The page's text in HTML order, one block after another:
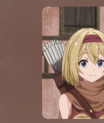
위시캣 매직카드
에피소드 14
위시캣 매직카드
에피소드 15